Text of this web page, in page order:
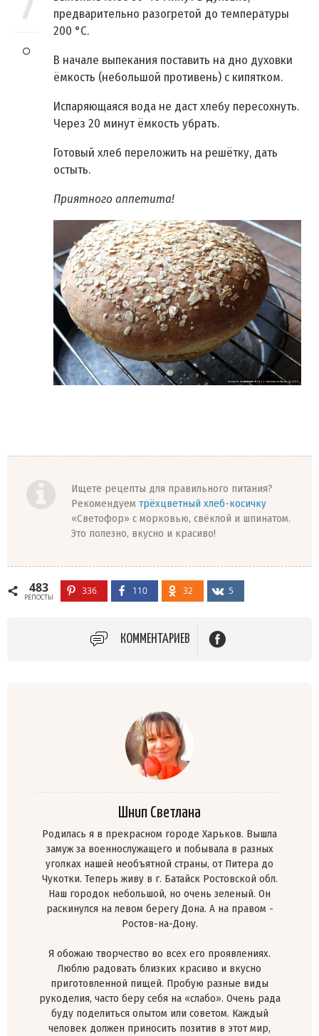
предварительно разогретой до температуры
200 °C.
В начале выпекания поставить на дно духовки
ёмкость (небольшой противень) с кипятком.
Испаряющаяся вода не даст хлебу пересохнуть.
Через 20 минут ёмкость убрать.
Готовый хлеб переложить на решётку, дать
остыть.
Приятного аппетита!
Ищете рецепты для правильного питания?
Рекомендуем трёхцветный хлеб-косичку
«Светофор» с морковью, свёклой и шпинатом.
Это полезно, вкусно и красиво!
483
РЕПОСТЫ
336 110 32 5
КОММЕНТАРИЕВ
Шнип Светлана
Родилась я в прекрасном городе Харьков. Вышла
замуж за военнослужащего и побывала в разных
уголках нашей необъятной страны, от Питера до
Чукотки. Теперь живу в г. Батайск Ростовской обл.
Наш городок небольшой, но очень зеленый. Он
раскинулся на левом берегу Дона. А на правом -
Ростов-на-Дону.
Я обожаю творчество во всех его проявлениях.
Люблю радовать близких красиво и вкусно
приготовленной пищей. Пробую разные виды
рукоделия, часто беру себя на «слабо». Очень рада
буду поделиться опытом или советом. Каждый
человек должен приносить позитив в этот мир,